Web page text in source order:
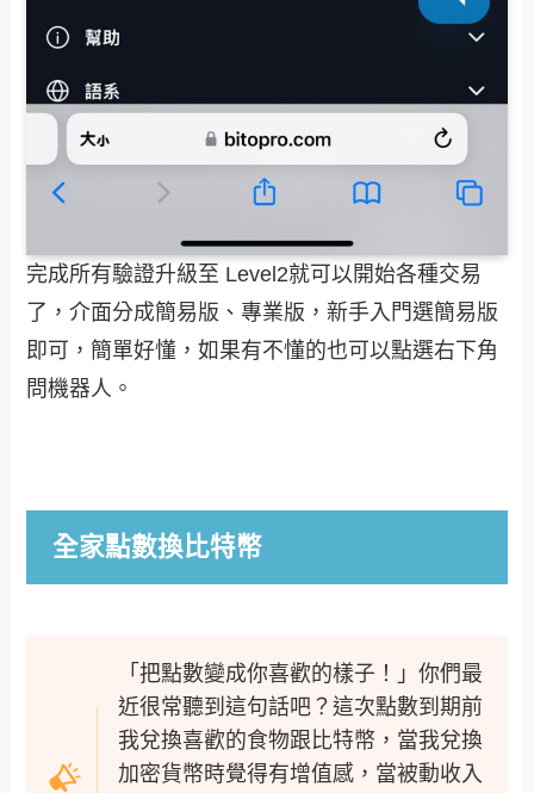
完成所有驗證升級至 Level2就可以開始各種交易
了，介面分成簡易版、專業版，新手入門選簡易版
即可，簡單好懂，如果有不懂的也可以點選右下角
問機器人。
全家點數換比特幣
「把點數變成你喜歡的樣子！」你們最
近很常聽到這句話吧？這次點數到期前
我兌換喜歡的食物跟比特幣，當我兌換
加密貨幣時覺得有增值感，當被動收入